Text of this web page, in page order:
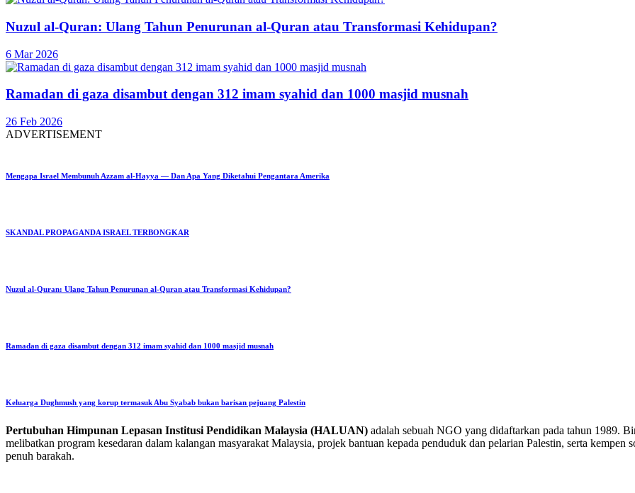
Nuzul al-Quran: Ulang Tahun Penurunan al-Quran atau Transformasi Kehidupan?
6 Mar 2026
Ramadan di gaza disambut dengan 312 imam syahid dan 1000 masjid musnah
26 Feb 2026
ADVERTISEMENT
Mengapa Israel Membunuh Azzam al-Hayya — Dan Apa Yang Diketahui Pengantara Amerika
SKANDAL PROPAGANDA ISRAEL TERBONGKAR
Nuzul al-Quran: Ulang Tahun Penurunan al-Quran atau Transformasi Kehidupan?
Ramadan di gaza disambut dengan 312 imam syahid dan 1000 masjid musnah
Keluarga Dughmush yang korup termasuk Abu Syabab bukan barisan pejuang Palestin
Pertubuhan Himpunan Lepasan Institusi Pendidikan Malaysia (HALUAN) adalah sebuah NGO yang didaftarkan pada tahun 1989.
melibatkan program kesedaran dalam kalangan masyarakat Malaysia, projek bantuan kepada penduduk dan pelarian Palestin, serta
penuh barakah.